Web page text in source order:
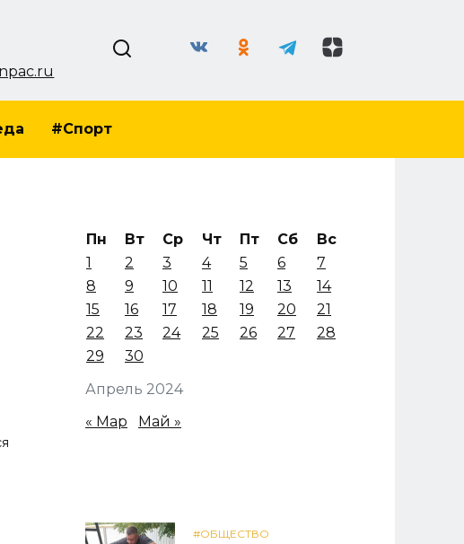
#Спорт
Апрель 2024
Пн Вт Ср Чт Пт Сб
Вс
1
2 3 4 5 6
7
8
9 10 11 12 13
14
15
16 17 18 19 20
21
22
23 24 25 26 27
28
29
30
« Мар Май »
#ОБЩЕСТВО